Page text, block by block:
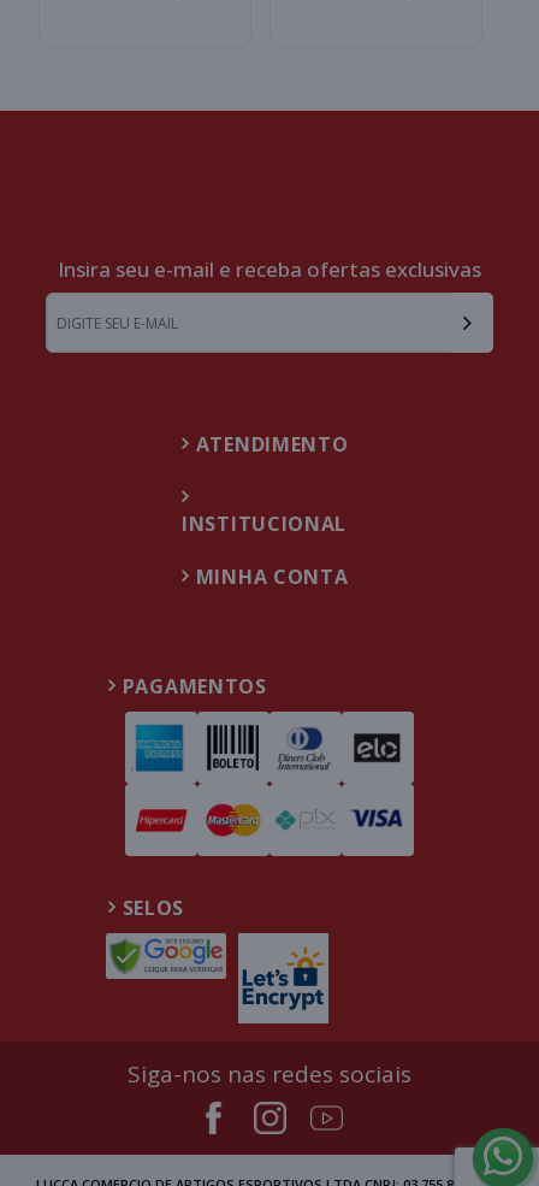
Insira seu e-mail e receba ofertas exclusivas
ATENDIMENTO
INSTITUCIONAL
MINHA CONTA
PAGAMENTOS
SELOS
Siga-nos nas redes sociais